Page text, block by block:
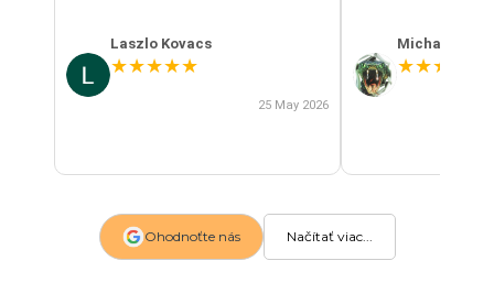
Laszlo Kovacs
★★★★★
25 May 2026
Michal Szabo
★★★
Ohodnoťte nás Načítať viac...